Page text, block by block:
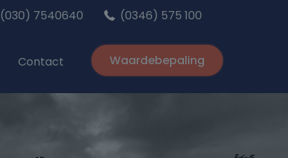
(030) 7540640 (0346) 575 100
Contact Waardebepaling